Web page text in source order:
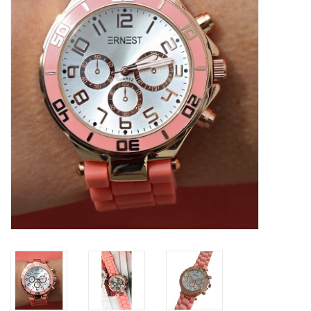
Haaraccesoires
Zonnebrillen
Fashion
ON THE BEACH
Ohlala Jewels
INSPIRATIE